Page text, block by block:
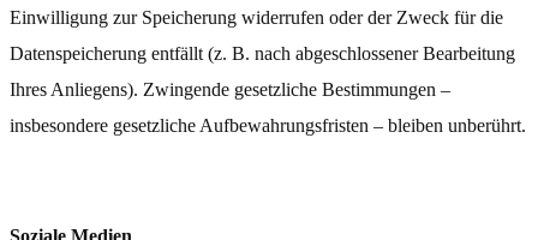
Einwilligung zur Speicherung widerrufen oder der Zweck für die
Datenspeicherung entfällt (z. B. nach abgeschlossener Bearbeitung
Ihres Anliegens). Zwingende gesetzliche Bestimmungen –
insbesondere gesetzliche Aufbewahrungsfristen – bleiben unberührt.
Soziale Medien